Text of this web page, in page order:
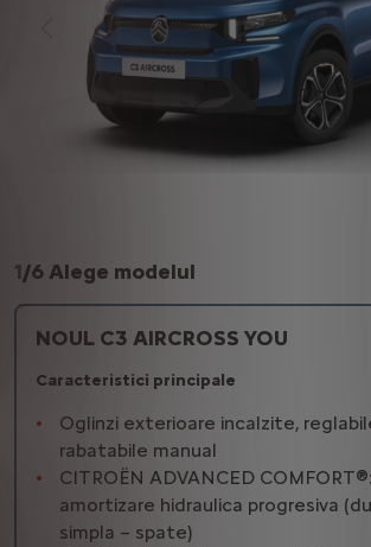
1/6 Alege modelul
NOUL C3 AIRCROSS YOU
Caracteristici principale
Oglinzi exterioare incalzite,
rabatabile manual
CITROËN ADVANCED
amortizare hidraulica progresiva
simpla – spate)